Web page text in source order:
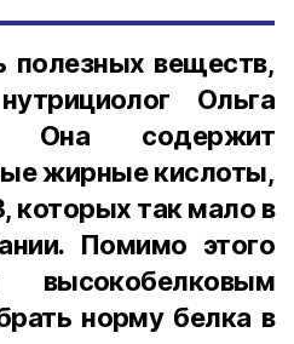
веществ,
Ольга
Она содержит
жирные кислоты,
которых так мало в
Помимо этого
высокобелковым
норму белка в